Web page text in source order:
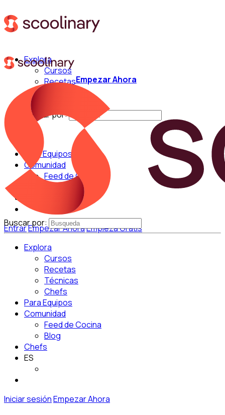
Explora
Cursos
Recetas
Buscar por:
Para Equipos
Comunidad
Feed de Cocina
EntrarEmpezar AhoraEmpieza Gratis
Empezar Ahora
Buscar por:
Explora
Cursos
Recetas
Técnicas
Chefs
Para Equipos
Comunidad
Feed de Cocina
Blog
Chefs
ES
Iniciar sesiónEmpezar Ahora